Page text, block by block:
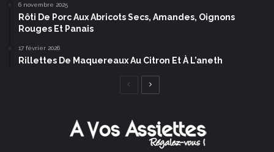
6 novembre 2025
Rôti De Porc Aux Abricots Secs, Amandes, Oignons
Rouges Et Panais
17 février 2026
Rillettes De Maquereaux Au Citron Et À L’aneth
Page